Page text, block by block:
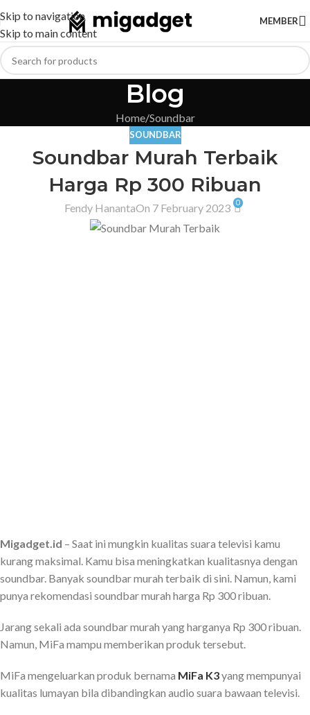
Skip to navigation
Skip to main content
MEMBER
Blog
Home Soundbar
SOUNDBAR
Soundbar Murah Terbaik
Harga Rp 300 Ribuan
Fendy HanantaOn 7 February 2023 0
Migadget.id – Saat ini mungkin kualitas suara televisi kamu
kurang maksimal. Kamu bisa meningkatkan kualitasnya dengan
soundbar. Banyak soundbar murah terbaik di sini. Namun, kami
punya rekomendasi soundbar murah harga Rp 300 ribuan.
Jarang sekali ada soundbar murah yang harganya Rp 300 ribuan.
Namun, MiFa mampu memberikan produk tersebut.
MiFa mengeluarkan produk bernama MiFa K3yang mempunyai
kualitas lumayan bila dibandingkan audio suara bawaan televisi.